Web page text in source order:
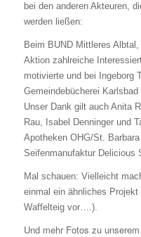
bei den anderen Akteuren,
werden ließen:
Beim BUND Mittleres
Aktion zahlreiche
motivierte und bei Ingeborg
Gemeindebücherei
Unser Dank gilt auch Anita
Rau, Isabel Denninger und
Apotheken OHG/St.
Seifenmanufaktur Delicious
Mal schauen: Vielleicht
einmal ein ähnliches
Waffelteig vor….).
Und mehr Fotos zu